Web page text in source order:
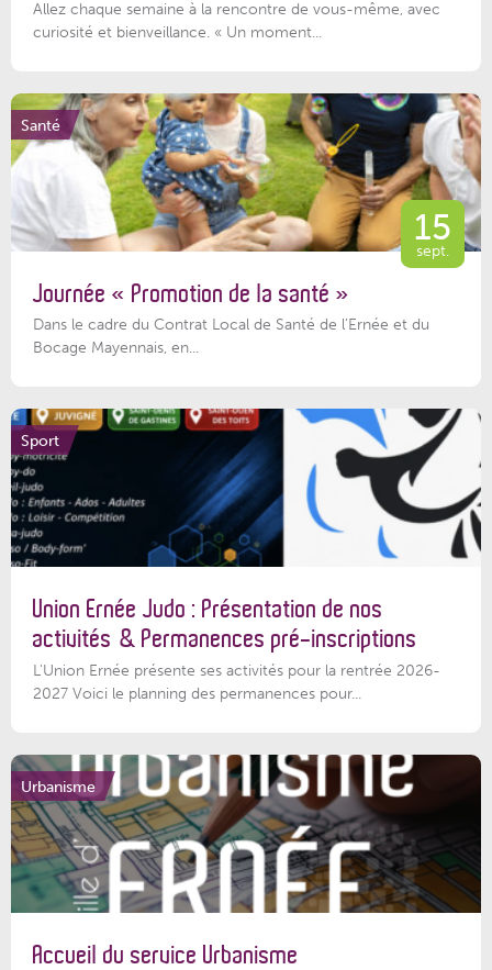
Allez chaque semaine à la rencontre de vous-même, avec
curiosité et bienveillance. « Un moment...
Santé
15
sept.
Journée « Promotion de la santé »
Dans le cadre du Contrat Local de Santé de l’Ernée et du
Bocage Mayennais, en...
Sport
Union Ernée Judo : Présentation de nos
activités & Permanences pré-inscriptions
L'Union Ernée présente ses activités pour la rentrée 2026-
2027 Voici le planning des permanences pour...
Urbanisme
Accueil du service Urbanisme